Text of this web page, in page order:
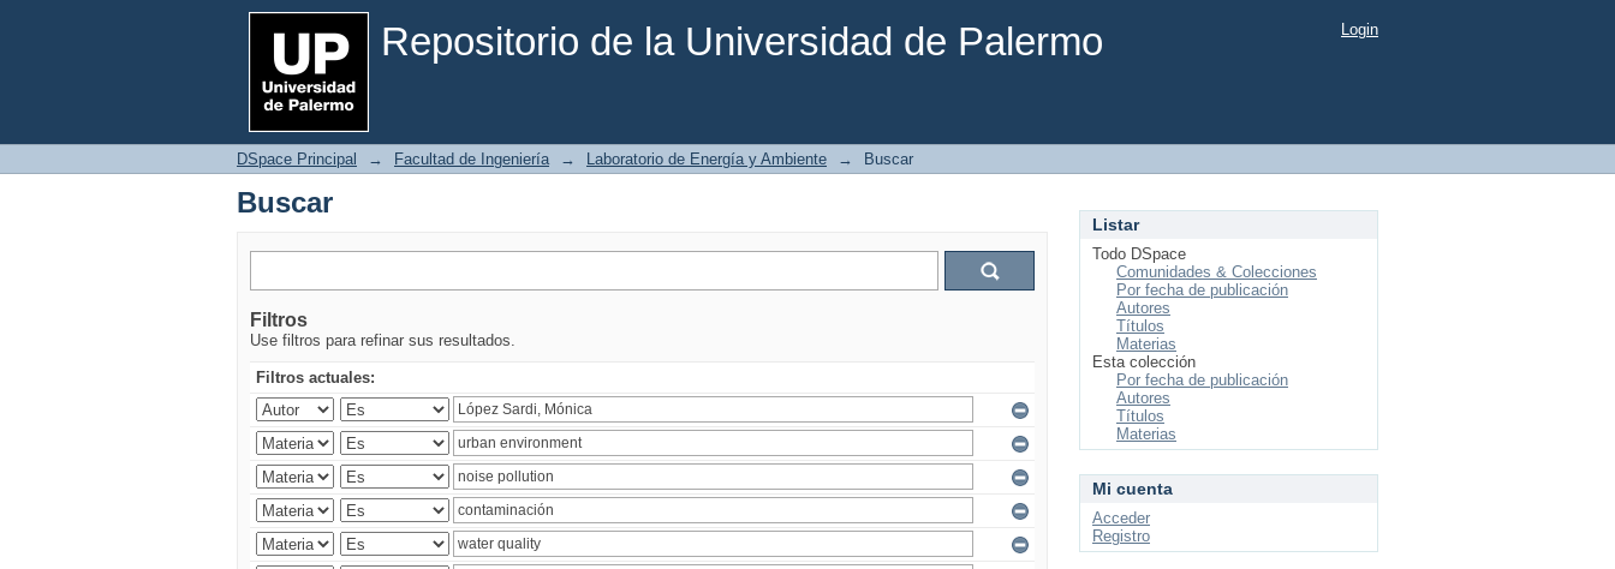
Repositorio de la Universidad de Palermo
Buscar Login
DSpace Principal → Facultad de Ingeniería → Laboratorio de Energía y Ambiente → Buscar
Buscar
Filtros
Use filtros para refinar sus resultados.
Filtros actuales:
Listar
Todo DSpace
Comunidades & Colecciones
Por fecha de publicación
Autores
Títulos
Materias
Esta colección
Por fecha de publicación
Autores
Títulos
Materias
Mi cuenta
Acceder
Registro